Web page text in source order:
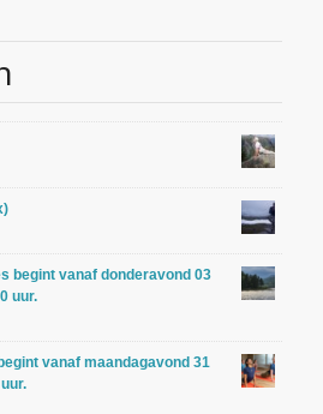
begint vanaf donderavond 03
uur.
vanaf maandagavond 31